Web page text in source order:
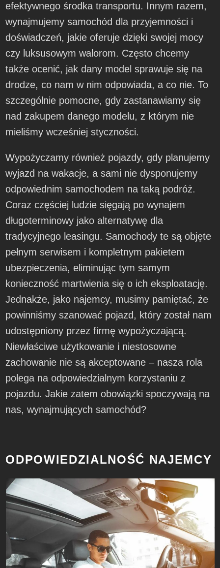
efektywnego środka transportu. Innym razem,
wynajmujemy samochód dla przyjemności i
doświadczeń, jakie oferuje dzięki swojej mocy
czy luksusowym walorom. Często chcemy
także ocenić, jak dany model sprawuje się na
drodze, co nam w nim odpowiada, a co nie. To
szczególnie pomocne, gdy zastanawiamy się
nad zakupem danego modelu, z którym nie
mieliśmy wcześniej styczności.
Wypożyczamy również pojazdy, gdy planujemy
wyjazd na wakacje, a sami nie dysponujemy
odpowiednim samochodem na taką podróż.
Coraz częściej ludzie sięgają po wynajem
długoterminowy jako alternatywę dla
tradycyjnego leasingu. Samochody te są objęte
pełnym serwisem i kompletnym pakietem
ubezpieczenia, eliminując tym samym
konieczność martwienia się o ich eksploatację.
Jednakże, jako najemcy, musimy pamiętać, że
powinniśmy szanować pojazd, który został nam
udostępniony przez firmę wypożyczającą.
Niewłaściwe użytkowanie i niestosowne
zachowanie nie są akceptowane – nasza rola
polega na odpowiedzialnym korzystaniu z
pojazdu. Jakie zatem obowiązki spoczywają na
nas, wynajmujących samochód?
ODPOWIEDZIALNOŚĆ NAJEMCY